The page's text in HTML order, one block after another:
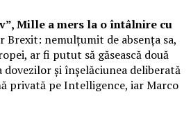
Mille a mers la o întâlnire cu
nemulțumit de absența sa,
ar fi putut să găsească două
și înșelăciunea deliberată
privată pe Intelligence, iar Marco